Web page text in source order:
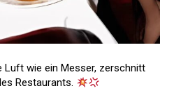
Luft wie ein Messer, zerschnitt
Restaurants.